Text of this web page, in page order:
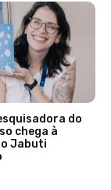
do
chega à
Jabuti